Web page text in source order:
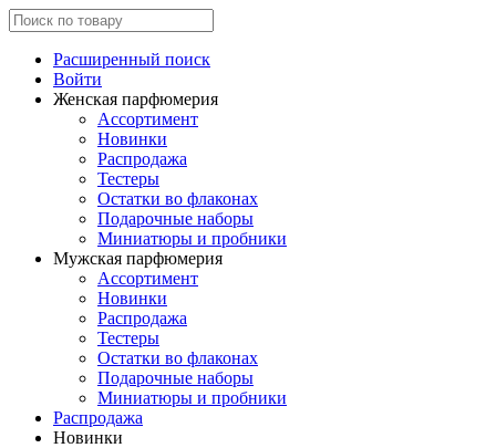
Расширенный поиск
Войти
Женская парфюмерия
Ассортимент
Новинки
Распродажа
Тестеры
Остатки во флаконах
Подарочные наборы
Миниатюры и пробники
Мужская парфюмерия
Ассортимент
Новинки
Распродажа
Тестеры
Остатки во флаконах
Подарочные наборы
Миниатюры и пробники
Распродажа
Новинки